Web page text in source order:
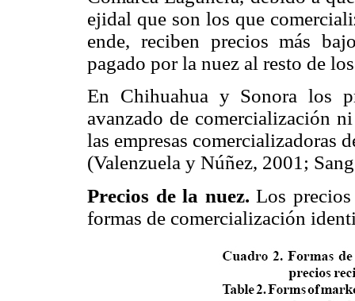
ejidal que son los que
ende, reciben precios más
pagado por la nuez al resto de
En Chihuahua y Sonora los
avanzado de comercialización
las empresas comercializadoras
(Valenzuela y Núñez, 2001;
Precios de la nuez. Los
formas de comercialización